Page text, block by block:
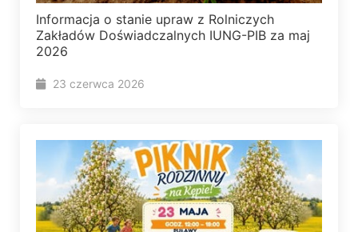
Informacja o stanie upraw z Rolniczych
Zakładów Doświadczalnych IUNG-PIB za maj
2026
23 czerwca 2026